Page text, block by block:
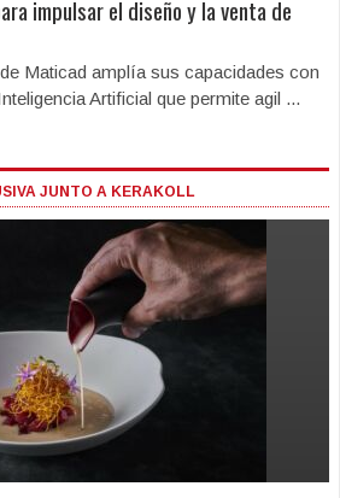
impulsar el diseño y la venta de
Maticad amplía sus capacidades con
Artificial que permite agil ...
JUNTO A KERAKOLL